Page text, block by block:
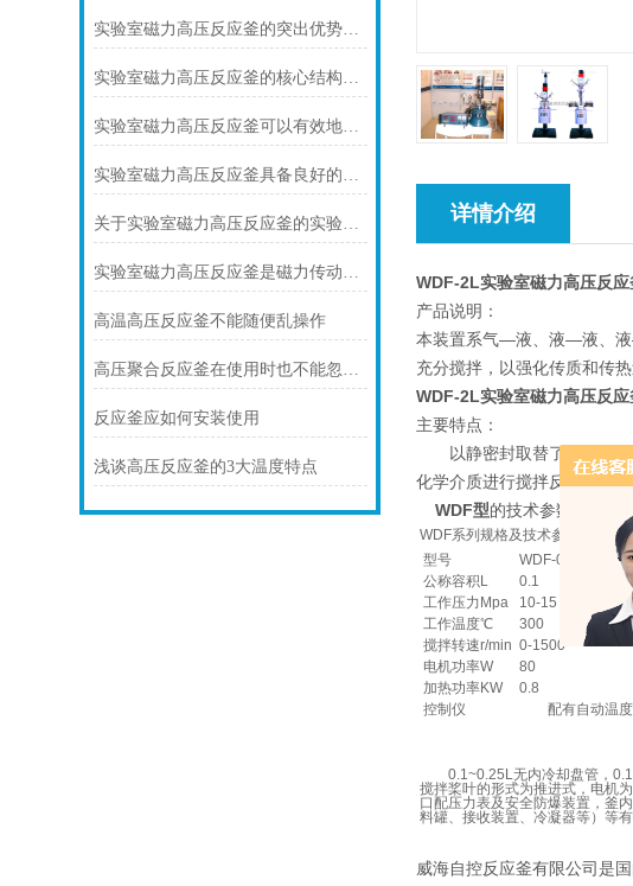
实验室磁力高压反应釜的突出优势介绍
实验室磁力高压反应釜的核心结构有哪些？
实验室磁力高压反应釜可以有效地防止有毒有害物质的泄漏
实验室磁力高压反应釜具备良好的密封性能和温度控制精度
关于实验室磁力高压反应釜的实验步骤及工作原理
实验室磁力高压反应釜是磁力传动装置应用于反应设备的典型创新
高温高压反应釜不能随便乱操作
高压聚合反应釜在使用时也不能忽视安全问题
反应釜应如何安装使用
浅谈高压反应釜的3大温度特点
详情介绍
WDF-2L实验室磁力高压反
产品说明：
本装置系气—液、液—液、液
充分搅拌，以强化传质和传热
WDF-2L实验室磁力高压反
主要特点：
以静密封取替了传统的填
化学介质进行搅拌反应，是
WDF型的技术参数
WDF系列规格及技术参数
型号
WDF-0.1
公称容积L
0.1
工作压力Mpa
10-15
工作温度℃
300
搅拌转速r/min 0-1500
电机功率W
80
加热功率KW
0.8
控制仪
配有自动温度
0.1~0.25L无内冷却盘管，
搅拌桨叶的形式为推进式，电机
口配压力表及安全防爆装置，釜
料罐、接收装置、冷凝器等）等
威海自控反应釜有限公司是